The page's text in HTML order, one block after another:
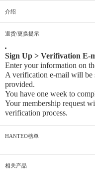
介绍
退货/更换提示
Sign Up > Verifivation E-
Enter your information on
A verification e-mail will be
provided.
You have one week to
Your membership request
verification process.
HANTEO榜单
相关产品